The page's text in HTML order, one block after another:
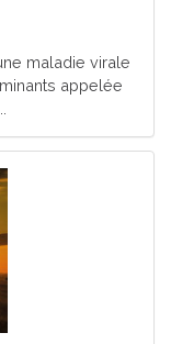
maladie virale
appelée